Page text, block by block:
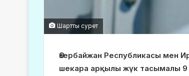
Шартты сурет
Әзербайжан Республикасы мен
шекара арқылы жүк тасымалы 9